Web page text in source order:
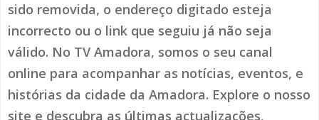
sido removida, o endereço digitado esteja
incorrecto ou o link que seguiu já não seja
válido. No TV Amadora, somos o seu canal
online para acompanhar as notícias, eventos, e
histórias da cidade da Amadora. Explore o nosso
site e descubra as últimas actualizações,